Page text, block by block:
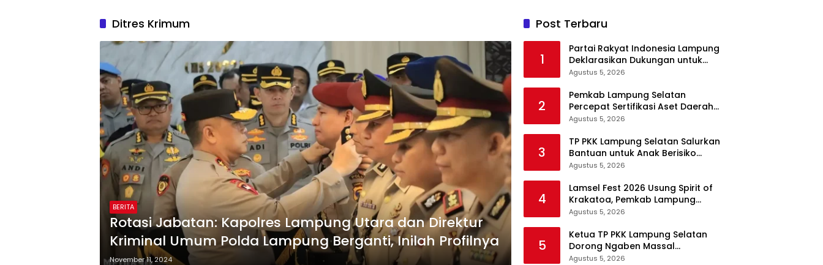
Ditres Krimum
BERITA
Rotasi Jabatan: Kapolres Lampung Utara dan Direktur
Kriminal Umum Polda Lampung Berganti, Inilah Profilnya
November 11, 2024
Post Terbaru
1
Partai Rakyat Indonesia Lampung
Deklarasikan Dukungan untuk
Prabowo di Pilpres 2029
Agustus 5, 2026
2
Pemkab Lampung Selatan
Percepat Sertifikasi Aset Daerah
Lewat Sinergi dengan Kantor
Agustus 5, 2026
3
TP PKK Lampung Selatan Salurkan
Bantuan untuk Anak Berisiko
Stunting di Sidomulyo
Agustus 5, 2026
4
Lamsel Fest 2026 Usung Spirit of
Krakatoa, Pemkab Lampung
Selatan Siapkan Festival Lebih
Agustus 5, 2026
5
Ketua TP PKK Lampung Selatan
Dorong Ngaben Massal
Balinuraga Jadi Ikon Wisata
Agustus 5, 2026